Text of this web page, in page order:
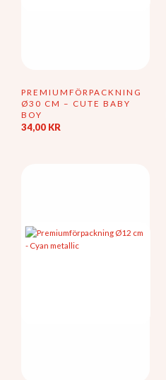
PREMIUMFÖRPACKNING
Ø30 CM – CUTE BABY
BOY
34,00 KR